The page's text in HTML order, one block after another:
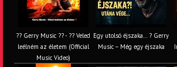
?? Gerry Music ?? - ?? Veled
leélném az életem (Official
Music Video)
Egy utolsó éjszaka… ? Gerry
Music – Még egy éjszaka